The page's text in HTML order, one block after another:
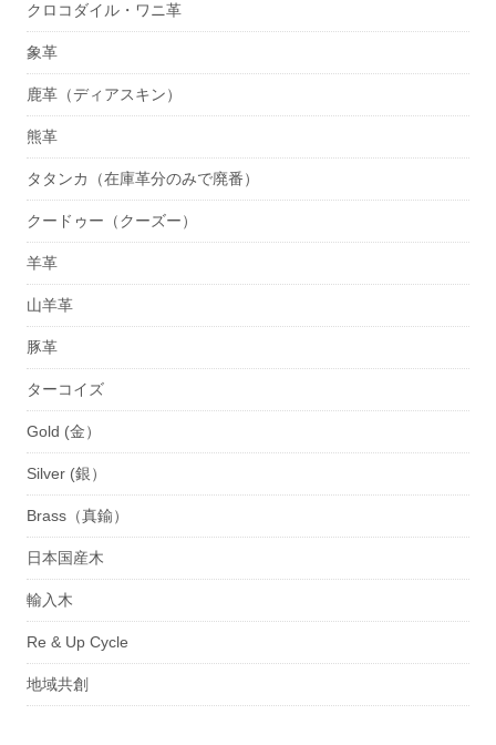
クロコダイル・ワニ革
象革
鹿革（ディアスキン）
熊革
タタンカ（在庫革分のみで廃番）
クードゥー（クーズー）
羊革
山羊革
豚革
ターコイズ
Gold (金）
Silver (銀）
Brass（真鍮）
日本国産木
輸入木
Re & Up Cycle
地域共創